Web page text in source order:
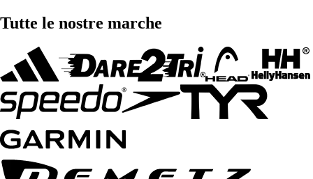
Tutte le nostre marche